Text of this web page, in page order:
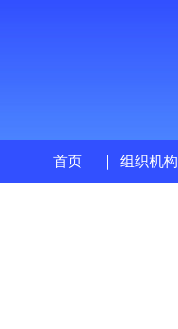
首页 组织机构